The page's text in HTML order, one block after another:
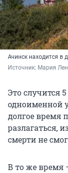
Ачинск находится в
Источник: Мария
Это случится
одноименной
долгое время
разлагаться,
смерти не
В то же время